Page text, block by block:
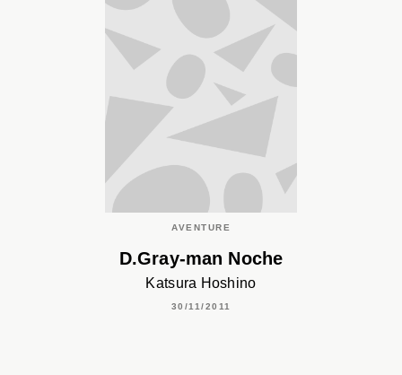
AVENTURE
D.Gray-man Noche
Katsura Hoshino
30/11/2011